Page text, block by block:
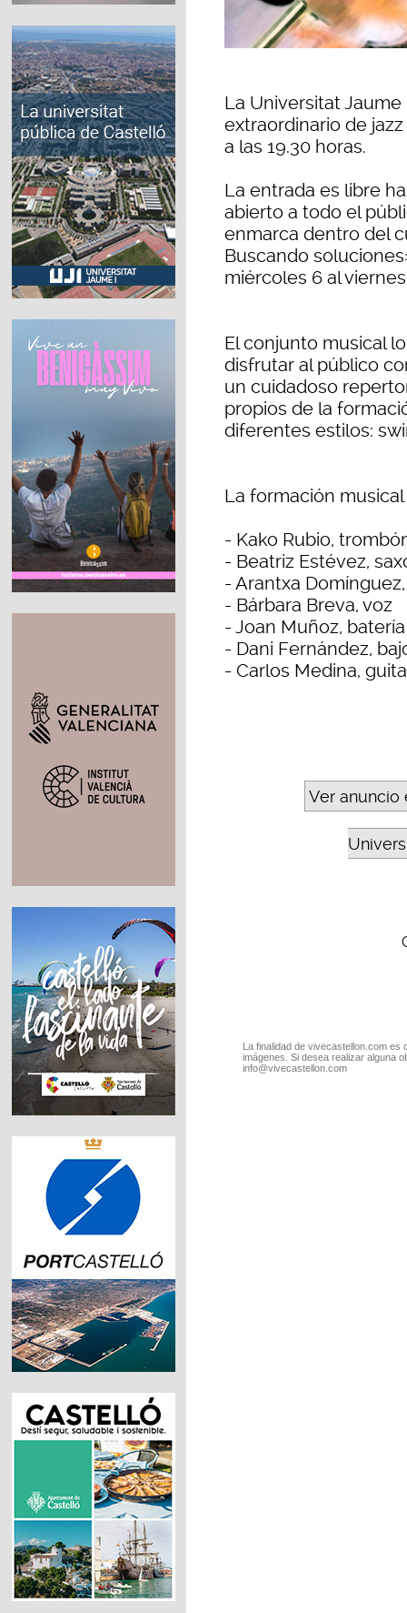
La Universitat
extraordinario de
a las 19.30 horas.
La entrada es libre
abierto a todo el
enmarca dentro del
Buscando
miércoles 6 al
El conjunto musical
disfrutar al público
un cuidadoso
propios de la
diferentes estilos:
La formación
- Kako Rubio,
- Beatriz Estévez,
- Arantxa
- Bárbara Breva, voz
- Joan Muñoz, batería
- Dani Fernández,
- Carlos Medina,
Ver anuncio
La finalidad de vivecastellon.com
imágenes. Si desea realizar alguna
info@vivecastellon.com